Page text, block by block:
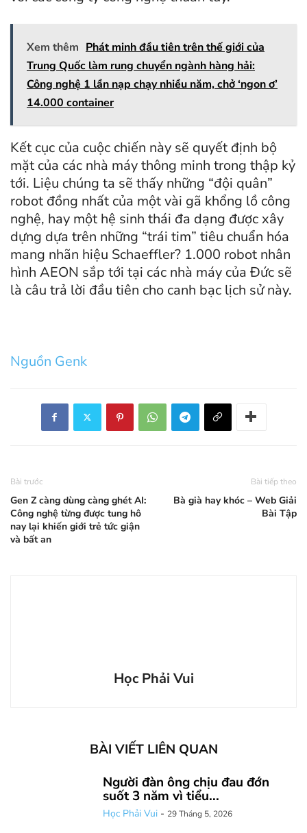
Xem thêm Phát minh đầu tiên trên thế giới của
Trung Quốc làm rung chuyển ngành hàng hải:
Công nghệ 1 lần nạp chạy nhiều năm, chở ‘ngon ơ’
14.000 container
Kết cục của cuộc chiến này sẽ quyết định bộ
mặt của các nhà máy thông minh trong thập kỷ
tới. Liệu chúng ta sẽ thấy những “đội quân”
robot đồng nhất của một vài gã khổng lồ công
nghệ, hay một hệ sinh thái đa dạng được xây
dựng dựa trên những “trái tim” tiêu chuẩn hóa
mang nhãn hiệu Schaeffler? 1.000 robot nhân
hình AEON sắp tới tại các nhà máy của Đức sẽ
là câu trả lời đầu tiên cho canh bạc lịch sử này.
Nguồn Genk
Bài trước
Gen Z càng dùng càng ghét AI:
Công nghệ từng được tung hô
nay lại khiến giới trẻ tức giận
và bất an
Bài tiếp theo
Bà già hay khóc – Web Giải
Bài Tập
Học Phải Vui
BÀI VIẾT LIÊN QUAN
Người đàn ông chịu đau đớn
suốt 3 năm vì tiểu...
Học Phải Vui - 29 Tháng 5, 2026